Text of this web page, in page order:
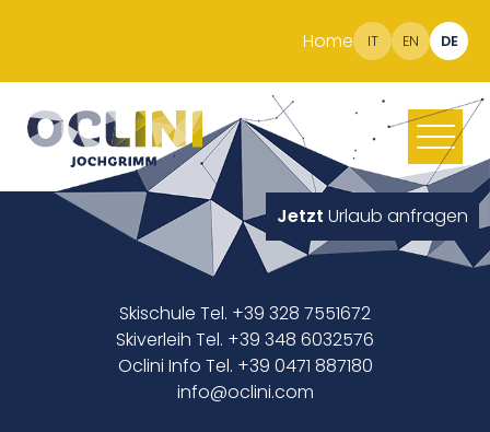
Home IT EN DE
Jetzt Urlaub anfragen
Skischule Tel. +39 328 7551672
Skiverleih Tel. +39 348 6032576
Oclini Info Tel. +39 0471 887180
info@oclini.com